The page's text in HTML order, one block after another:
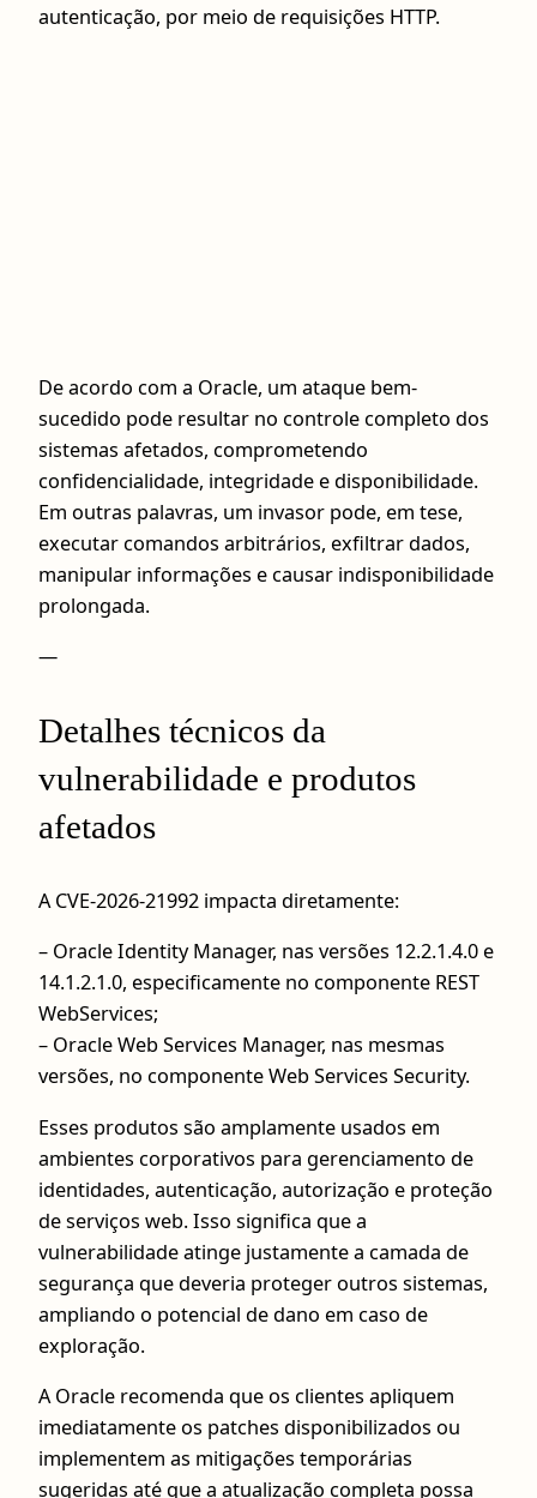
autenticação, por meio de requisições HTTP.
De acordo com a Oracle, um ataque bem-
sucedido pode resultar no controle completo dos
sistemas afetados, comprometendo
confidencialidade, integridade e disponibilidade.
Em outras palavras, um invasor pode, em tese,
executar comandos arbitrários, exfiltrar dados,
manipular informações e causar indisponibilidade
prolongada.
—
Detalhes técnicos da
vulnerabilidade e produtos
afetados
A CVE-2026-21992 impacta diretamente:
– Oracle Identity Manager, nas versões 12.2.1.4.0 e
14.1.2.1.0, especificamente no componente REST
WebServices;
– Oracle Web Services Manager, nas mesmas
versões, no componente Web Services Security.
Esses produtos são amplamente usados em
ambientes corporativos para gerenciamento de
identidades, autenticação, autorização e proteção
de serviços web. Isso significa que a
vulnerabilidade atinge justamente a camada de
segurança que deveria proteger outros sistemas,
ampliando o potencial de dano em caso de
exploração.
A Oracle recomenda que os clientes apliquem
imediatamente os patches disponibilizados ou
implementem as mitigações temporárias
sugeridas até que a atualização completa possa